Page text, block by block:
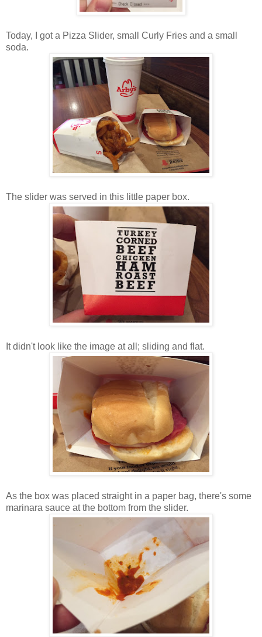
Today, I got a Pizza Slider, small Curly Fries and a small
soda.
The slider was served in this little paper box.
It didn't look like the image at all; sliding and flat.
As the box was placed straight in a paper bag, there's some
marinara sauce at the bottom from the slider.